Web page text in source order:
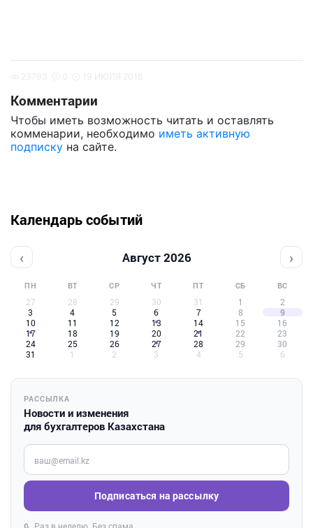
Комментарии
Чтобы иметь возможность читать и оставлять
комменарии, необходимо иметь активную
подписку на сайте.
Календарь событий
‹ Август 2026 ›
ПН ВТ СР ЧТ ПТ СБ ВС
27 28 29 30 31 1
2
3
4 5 6 7 8
9
10
11 12 13 14 15
16
17
18 19 20 21 22
23
24
25 26 27 28 29
30
31
1 2 3 4 5 6
РАССЫЛКА
Новости и изменения
для бухгалтеров Казахстана
Введите ваш e-mail
Подписаться на рассылку